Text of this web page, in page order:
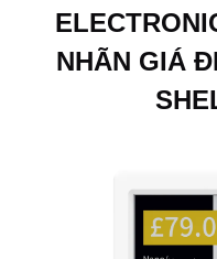
NHÃN GIÁ